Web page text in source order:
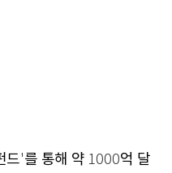
드'를 통해 약 1000억 달